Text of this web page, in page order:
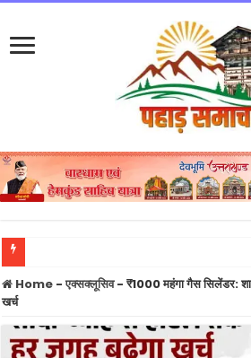
Home - एक्सक्लूसिव- ₹1000 महंगा गैस सिलेंडर:
खर्च